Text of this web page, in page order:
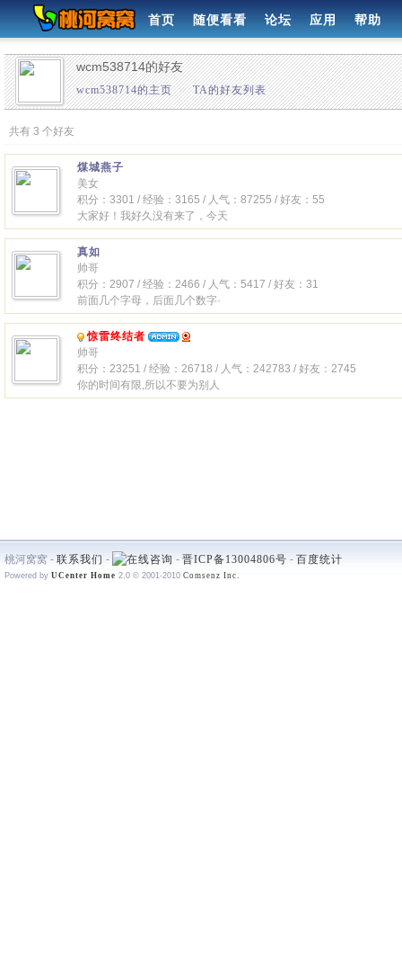
首页 随便看看 论坛 应用 帮助
wcm538714的好友
wcm538714的主页 » TA的好友列表
共有 3 个好友
煤城燕子
美女
积分：3301 / 经验：3165 / 人气：87255 / 好友：55
大家好！我好久没有来了，今天
真如
帅哥
积分：2907 / 经验：2466 / 人气：5417 / 好友：31
前面几个字母，后面几个数字·
惊雷终结者
帅哥
积分：23251 / 经验：26718 / 人气：242783 / 好友：2745
你的时间有限,所以不要为别人
桃河窝窝 - 联系我们 - - 晋ICP备13004806号 - 百度统计
Powered by UCenter Home 2.0 © 2001-2010 Comsenz Inc.